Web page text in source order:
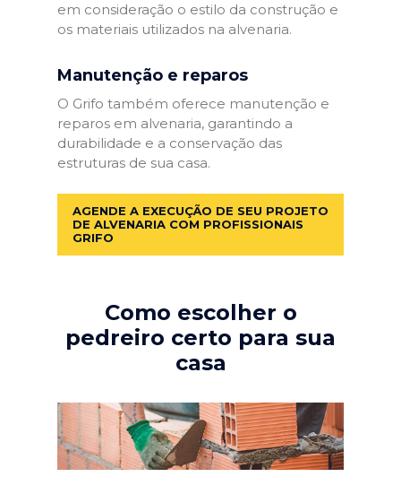
em consideração o estilo da construção e
os materiais utilizados na alvenaria.
Manutenção e reparos
O Grifo também oferece manutenção e
reparos em alvenaria, garantindo a
durabilidade e a conservação das
estruturas de sua casa.
AGENDE A EXECUÇÃO DE SEU PROJETO
DE ALVENARIA COM PROFISSIONAIS
GRIFO
Como escolher o
pedreiro certo para sua
casa